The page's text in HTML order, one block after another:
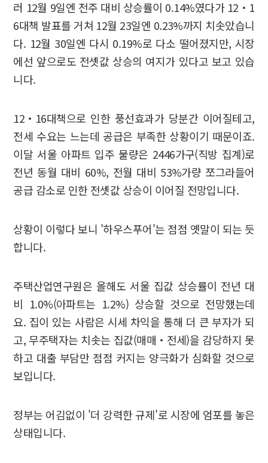
러 12월 9일엔 전주 대비 상승률이 0.14%였다가 12‧1
6대책 발표를 거쳐 12월 23일엔 0.23%까지 치솟았습니
다. 12월 30일엔 다시 0.19%로 다소 떨어졌지만, 시장
에선 앞으로도 전셋값 상승의 여지가 있다고 보고 있습
니다.
12‧16대책으로 인한 풍선효과가 당분간 이어질테고,
전세 수요는 느는데 공급은 부족한 상황이기 때문이죠.
이달 서울 아파트 입주 물량은 2446가구(직방 집계)로
전년 동월 대비 60%, 전월 대비 53%가량 쪼그라들어
공급 감소로 인한 전셋값 상승이 이어질 전망입니다.
상황이 이렇다 보니 '하우스푸어'는 점점 옛말이 되는 듯
합니다.
주택산업연구원은 올해도 서울 집값 상승률이 전년 대
비 1.0%(아파트는 1.2%) 상승할 것으로 전망했는데
요. 집이 있는 사람은 시세 차익을 통해 더 큰 부자가 되
고, 무주택자는 치솟는 집값(매매‧전세)을 감당하지 못
하고 대출 부담만 점점 커지는 양극화가 심화할 것으로
보입니다.
정부는 어김없이 '더 강력한 규제'로 시장에 엄포를 놓은
상태입니다.